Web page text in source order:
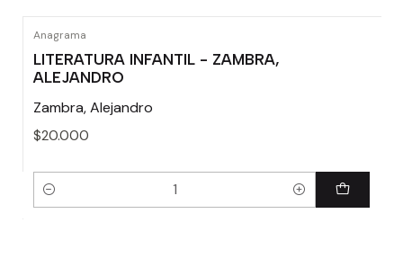
Anagrama
LITERATURA INFANTIL - ZAMBRA,
ALEJANDRO
Zambra, Alejandro
$20.000
Cantidad